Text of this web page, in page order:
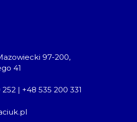
97-200,
41
252| +48 535 200 331